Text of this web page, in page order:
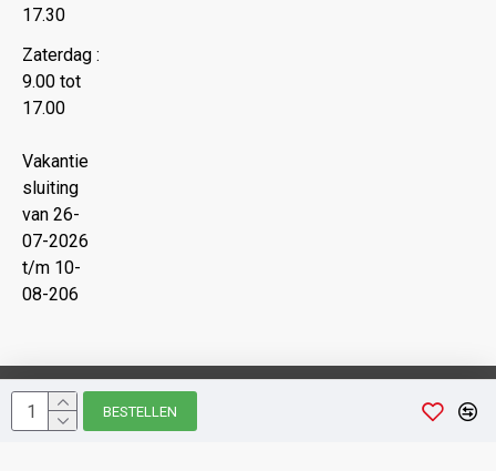
BESTELLEN
17.30
Zaterdag :
9.00 tot
17.00
Vakantie
sluiting
van 26-
07-2026
t/m 10-
08-206
Copyright © 2022 Juwelier Nipshagen